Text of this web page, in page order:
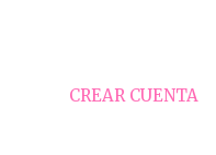
CREAR CUENTA